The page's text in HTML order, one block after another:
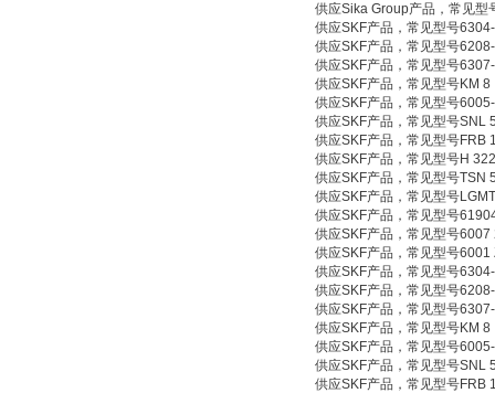
供应Sika Group产品，常见
供应SKF产品，常见型号
供应SKF产品，常见型号
供应SKF产品，常见型号
供应SKF产品，常见型号KM 8
供应SKF产品，常见型号
供应SKF产品，常见型号SNL
供应SKF产品，常见型号FRB
供应SKF产品，常见型号H 322
供应SKF产品，常见型号TSN
供应SKF产品，常见型号
供应SKF产品，常见型号
供应SKF产品，常见型号6007
供应SKF产品，常见型号6001
供应SKF产品，常见型号
供应SKF产品，常见型号
供应SKF产品，常见型号
供应SKF产品，常见型号KM 8
供应SKF产品，常见型号
供应SKF产品，常见型号SNL
供应SKF产品，常见型号FRB